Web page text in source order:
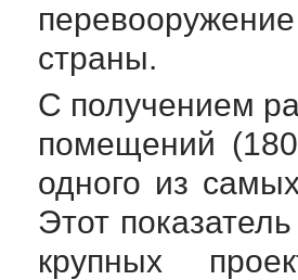
страны.
С получением
помещений (
одного из
Этот
крупных